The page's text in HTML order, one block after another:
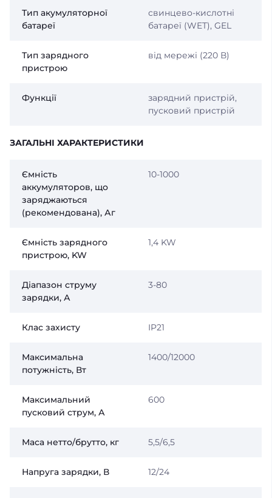
Тип акумуляторної
батареї
свинцево-кислотні
батареї (WET), GEL
Тип зарядного
пристрою
від мережі (220 В)
Функції
зарядний пристрій,
пусковий пристрій
ЗАГАЛЬНІ ХАРАКТЕРИСТИКИ
Ємність
аккумуляторов, що
заряджаються
(рекомендована), Аг
10-1000
Ємність зарядного
пристрою, KW
1,4 KW
Діапазон струму
зарядки, А
3-80
Клас захисту IP21
Максимальна
потужність, Вт
1400/12000
Максимальний
пусковий струм, А
600
Маса нетто/брутто, кг 5,5/6,5
Напруга зарядки, В 12/24